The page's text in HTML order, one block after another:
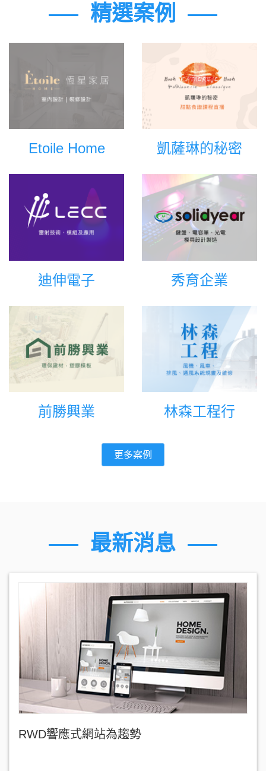
精選案例
Etoile Home 凱薩琳的秘密
迪伸電子 秀育企業
前勝興業 林森工程行
更多案例
最新消息
RWD響應式網站為趨勢